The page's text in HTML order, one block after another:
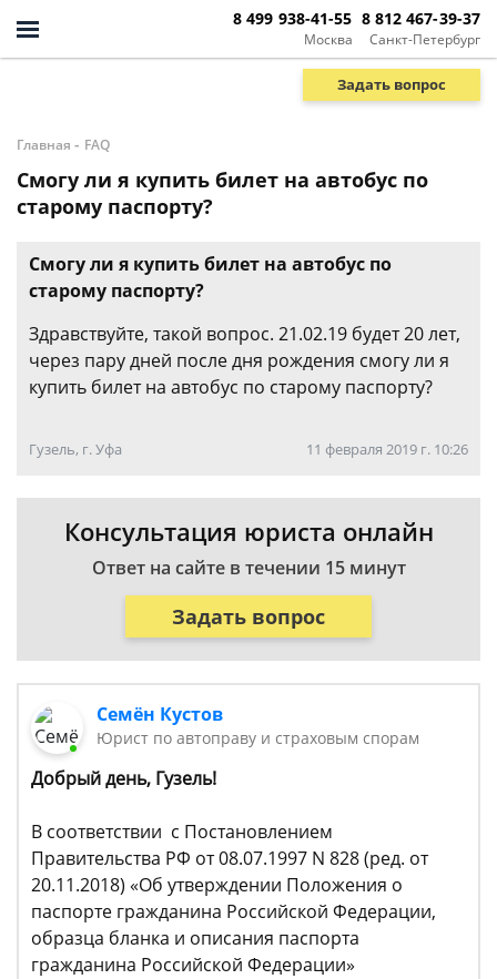
Москва
8 499 938-41-55
Санкт-Петербург
8 812 467-39-37
Задать вопрос
Главная - FAQ
Смогу ли я купить билет на автобус по
старому паспорту?
Смогу ли я купить билет на автобус по
старому паспорту?
Здравствуйте, такой вопрос. 21.02.19 будет 20 лет,
через пару дней после дня рождения смогу ли я
купить билет на автобус по старому паспорту?
Гузель, г. Уфа 11 февраля 2019 г. 10:26
Консультация юриста онлайн
Ответ на сайте в течении 15 минут
Задать вопрос
Семён Кустов
Юрист по автоправу и страховым спорам
Добрый день, Гузель!
В соответствии с Постановлением
Правительства РФ от 08.07.1997 N 828 (ред. от
20.11.2018) «Об утверждении Положения о
паспорте гражданина Российской Федерации,
образца бланка и описания паспорта
гражданина Российской Федерации»